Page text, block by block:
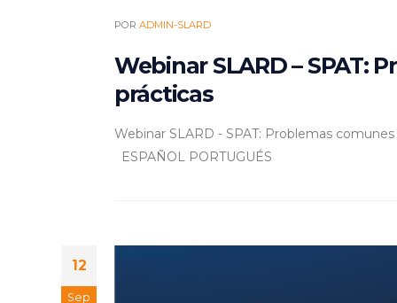
POR ADMIN-SLARD
Webinar SLARD –
prácticas
Webinar SLARD - SPAT: Problemas
ESPAÑOL PORTUGUÉS
12
Sep